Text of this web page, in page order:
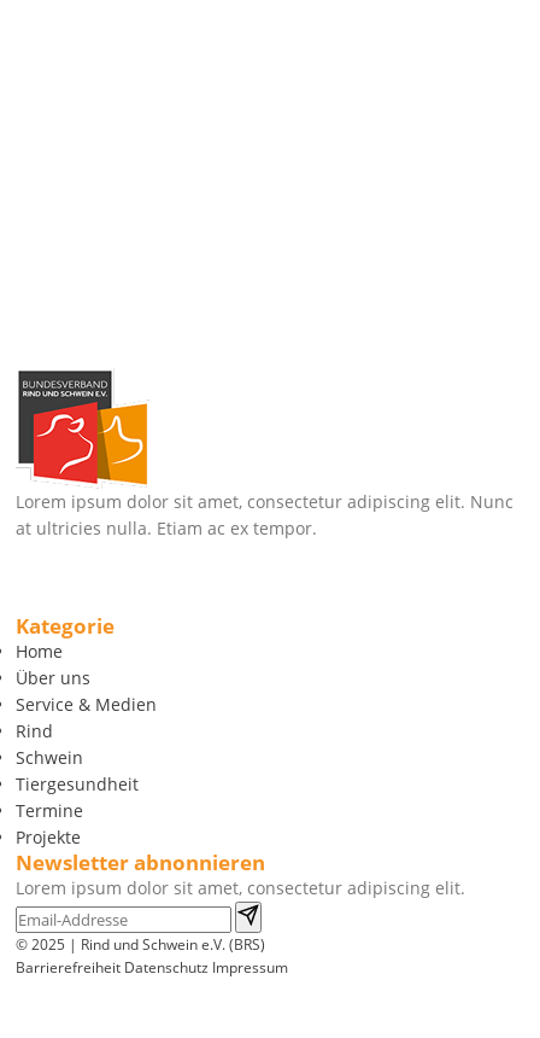
Lorem ipsum dolor sit amet, consectetur adipiscing elit. Nunc
at ultricies nulla. Etiam ac ex tempor.
Kategorie
Home
Über uns
Service & Medien
Rind
Schwein
Tiergesundheit
Termine
Projekte
Newsletter abnonnieren
Lorem ipsum dolor sit amet, consectetur adipiscing elit.
© 2025 | Rind und Schwein e.V. (BRS)
Barrierefreiheit Datenschutz Impressum